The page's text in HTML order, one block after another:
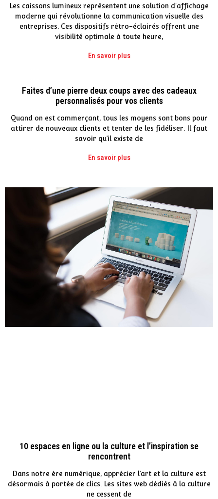
Les caissons lumineux représentent une solution d'affichage
moderne qui révolutionne la communication visuelle des
entreprises. Ces dispositifs rétro-éclairés offrent une
visibilité optimale à toute heure,
En savoir plus
Faites d’une pierre deux coups avec des cadeaux
personnalisés pour vos clients
Quand on est commerçant, tous les moyens sont bons pour
attirer de nouveaux clients et tenter de les fidéliser. Il faut
savoir qu’il existe de
En savoir plus
10 espaces en ligne ou la culture et l’inspiration se
rencontrent
Dans notre ère numérique, apprécier l’art et la culture est
désormais à portée de clics. Les sites web dédiés à la culture
ne cessent de